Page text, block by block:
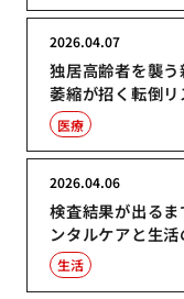
独居高齢者を襲
萎縮が招く転倒リ
2026.04.07
医療
検査結果が出る
ンタルケアと生活
2026.04.06
生活